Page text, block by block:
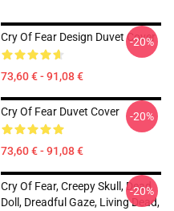
Cry Of Fear Design Duvet Cover
73,60 € - 91,08 €
-20%
Cry Of Fear Duvet Cover
73,60 € - 91,08 €
-20%
Cry Of Fear, Creepy Skull, Dead
Doll, Dreadful Gaze, Living Dead,
-20%